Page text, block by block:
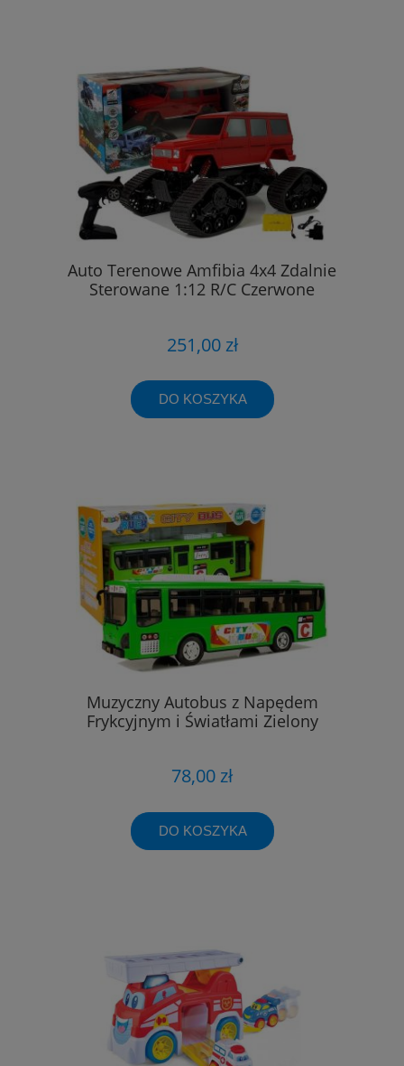
Auto Terenowe Amfibia 4x4 Zdalnie
Sterowane 1:12 R/C Czerwone
251,00 zł
DO KOSZYKA
Muzyczny Autobus z Napędem
Frykcyjnym i Światłami Zielony
78,00 zł
DO KOSZYKA